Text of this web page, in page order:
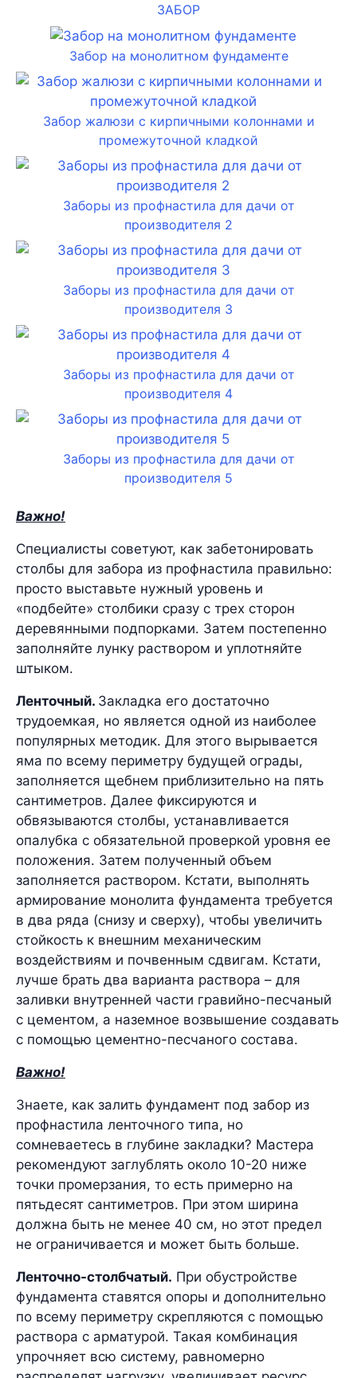
ЗАБОР
Забор на монолитном фундаменте
Забор жалюзи с кирпичными колоннами и
промежуточной кладкой
Заборы из профнастила для дачи от
производителя 2
Заборы из профнастила для дачи от
производителя 3
Заборы из профнастила для дачи от
производителя 4
Заборы из профнастила для дачи от
производителя 5
Важно!
Специалисты советуют, как забетонировать
столбы для забора из профнастила правильно:
просто выставьте нужный уровень и
«подбейте» столбики сразу с трех сторон
деревянными подпорками. Затем постепенно
заполняйте лунку раствором и уплотняйте
штыком.
Ленточный. Закладка его достаточно
трудоемкая, но является одной из наиболее
популярных методик. Для этого вырывается
яма по всему периметру будущей ограды,
заполняется щебнем приблизительно на пять
сантиметров. Далее фиксируются и
обвязываются столбы, устанавливается
опалубка с обязательной проверкой уровня ее
положения. Затем полученный объем
заполняется раствором. Кстати, выполнять
армирование монолита фундамента требуется
в два ряда (снизу и сверху), чтобы увеличить
стойкость к внешним механическим
воздействиям и почвенным сдвигам. Кстати,
лучше брать два варианта раствора – для
заливки внутренней части гравийно-песчаный
с цементом, а наземное возвышение создавать
с помощью цементно-песчаного состава.
Важно!
Знаете, как залить фундамент под забор из
профнастила ленточного типа, но
сомневаетесь в глубине закладки? Мастера
рекомендуют заглублять около 10-20 ниже
точки промерзания, то есть примерно на
пятьдесят сантиметров. При этом ширина
должна быть не менее 40 см, но этот предел
не ограничивается и может быть больше.
Ленточно-столбчатый. При обустройстве
фундамента ставятся опоры и дополнительно
по всему периметру скрепляются с помощью
раствора с арматурой. Такая комбинация
упрочняет всю систему, равномерно